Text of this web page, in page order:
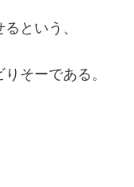
という、
そーである。